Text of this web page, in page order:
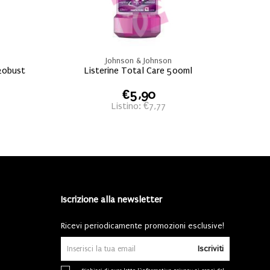
Johnson & Johnson
Listerine Total Care 500ml
€5,90
Listino: €7,77
Iscrizione alla newsletter
Ricevi periodicamente promozioni esclusive!
Iscriviti